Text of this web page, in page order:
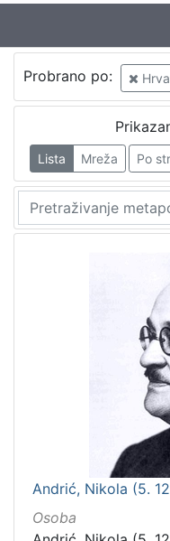
Probrano po:
Lista Mreža Po
Andrić, Nikola (5.
Osoba